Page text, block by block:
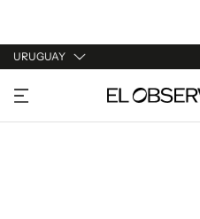
URUGUAY
URUGUAY
ARGENTINA